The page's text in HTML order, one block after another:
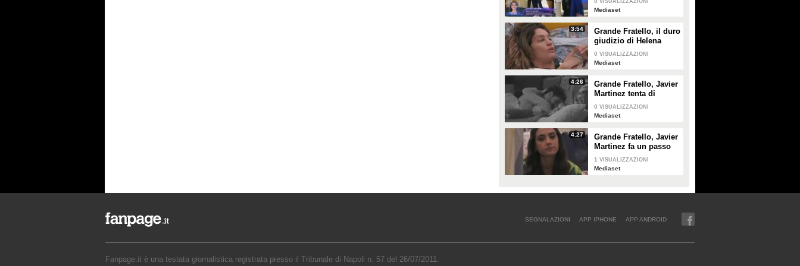
VISUALIZZAZIONI
Mediaset
3:54
Grande Fratello, il duro
giudizio di Helena
Prestes su Zeudi Di
Palma e Javier
0 VISUALIZZAZIONI
Mediaset
4:26
Grande Fratello, Javier
Martinez tenta di
confortare Zeudi Di
Palma
0 VISUALIZZAZIONI
Mediaset
4:27
Grande Fratello, Javier
Martinez fa un passo
indietro con Zeudi Di
Palma
1 VISUALIZZAZIONI
Mediaset
SEGNALAZIONI APP IPHONE APP ANDROID
Fanpage.it è una testata giornalistica registrata presso il Tribunale di Napoli n. 57 del 26/07/2011.